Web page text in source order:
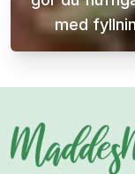
med